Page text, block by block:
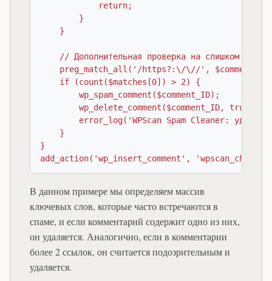
            return;
        }
    }
// Дополнительная проверка на слишком много
preg_match_all('/https?:\/\//',
    if (count($matches[0]) > 2) {
        wp_spam_comment($comment_ID);
        wp_delete_comment($comment_ID, true);
error_log('WPScan Spam Cleaner: удалён
    }
}
В данном примере мы определяем массив
ключевых слов, которые часто встречаются в
спаме, и если комментарий содержит одно из них,
он удаляется. Аналогично, если в комментарии
более 2 ссылок, он считается подозрительным и
удаляется.